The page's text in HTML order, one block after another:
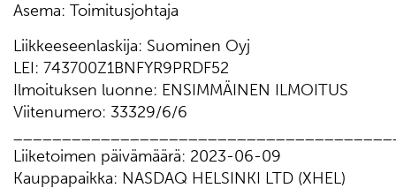
Asema: Toimitusjohtaja
Liikkeeseenlaskija: Suominen Oyj
LEI: 743700Z1BNFYR9PRDF52
Ilmoituksen luonne: ENSIMMÄINEN ILMOITUS
Viitenumero: 33329/6/6
Liiketoimen päivämäärä: 2023-06-09
Kauppapaikka: NASDAQ HELSINKI LTD (XHEL)